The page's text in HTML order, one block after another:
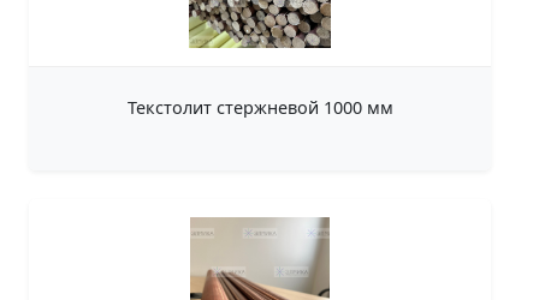
Текстолит стержневой 1000 мм